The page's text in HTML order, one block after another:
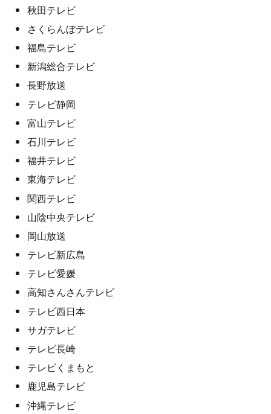
秋田テレビ
さくらんぼテレビ
福島テレビ
新潟総合テレビ
長野放送
テレビ静岡
富山テレビ
石川テレビ
福井テレビ
東海テレビ
関西テレビ
山陰中央テレビ
岡山放送
テレビ新広島
テレビ愛媛
高知さんさんテレビ
テレビ西日本
サガテレビ
テレビ長崎
テレビくまもと
鹿児島テレビ
沖縄テレビ